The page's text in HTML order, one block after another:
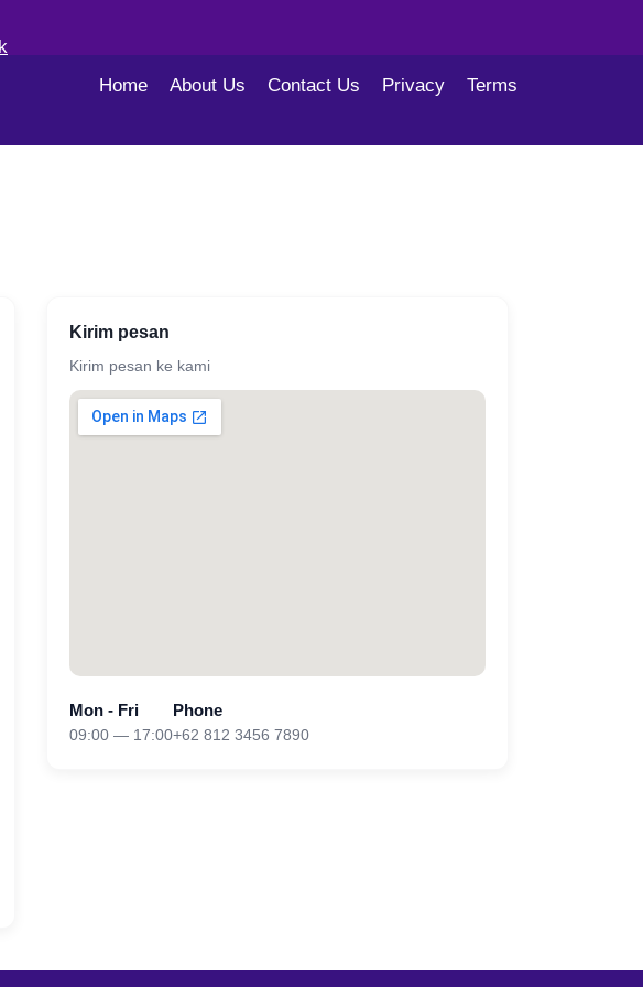
Home About Us Contact Us Privacy Terms
Kirim pesan
Kirim pesan ke kami
Mon - Fri
09:00 — 17:00
Phone
+62 812 3456 7890